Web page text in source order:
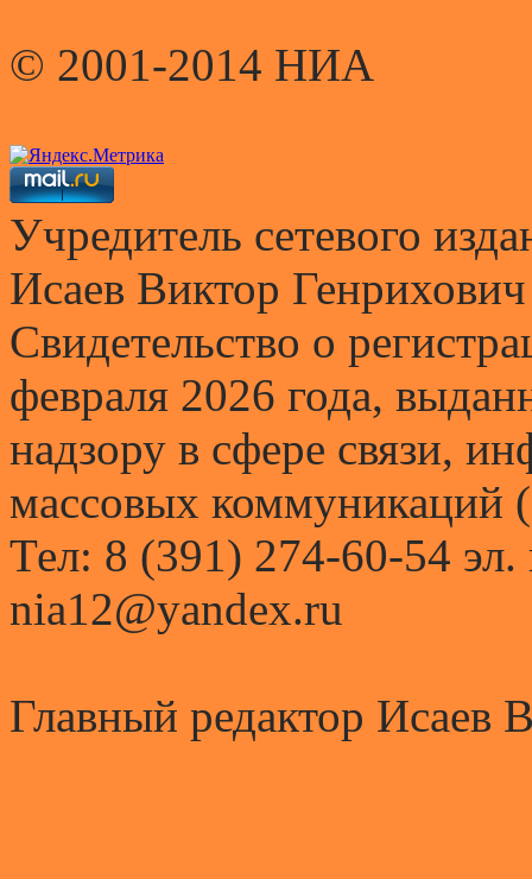
© 2001-2014 НИА
Учредитель сетевого
Исаев Виктор Генрихович
Свидетельство о
февраля 2026 года,
надзору в сфере связи,
массовых коммуникаций
Тел: 8 (391) 274-60-54 эл.
nia12@yandex.ru
Главный редактор Исаев